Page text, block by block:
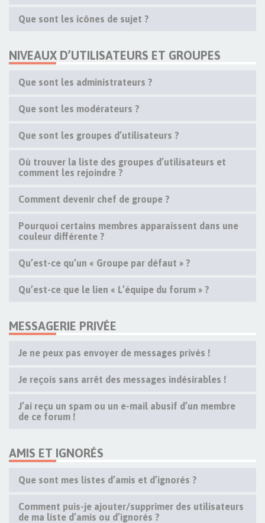
Que sont les icônes de sujet ?
NIVEAUX D’UTILISATEURS ET GROUPES
Que sont les administrateurs ?
Que sont les modérateurs ?
Que sont les groupes d’utilisateurs ?
Où trouver la liste des groupes d’utilisateurs et
comment les rejoindre ?
Comment devenir chef de groupe ?
Pourquoi certains membres apparaissent dans une
couleur différente ?
Qu’est-ce qu’un « Groupe par défaut » ?
Qu’est-ce que le lien « L’équipe du forum » ?
MESSAGERIE PRIVÉE
Je ne peux pas envoyer de messages privés !
Je reçois sans arrêt des messages indésirables !
J’ai reçu un spam ou un e-mail abusif d’un membre
de ce forum !
AMIS ET IGNORÉS
Que sont mes listes d’amis et d’ignorés ?
Comment puis-je ajouter/supprimer des utilisateurs
de ma liste d’amis ou d’ignorés ?